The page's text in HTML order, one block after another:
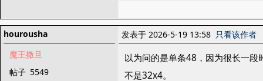
hourousha
魔王撒旦
帖子 5549
发表于 2026-5-19 13:58 只看该作者
以为问的是单条48，因为很长一
不是32x4。